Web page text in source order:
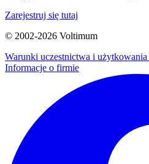
Zarejestruj się tutaj
© 2002-2026 Voltimum
Warunki uczestnictwa i użytkowania
Informacje o firmie